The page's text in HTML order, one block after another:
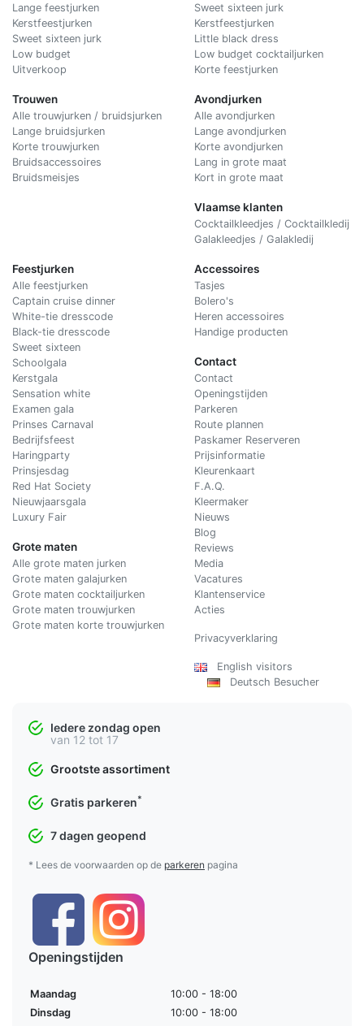
Lange feestjurken
Kerstfeestjurken
Sweet sixteen jurk
Low budget
Uitverkoop
Trouwen
Alle trouwjurken / bruidsjurken
Lange bruidsjurken
Korte trouwjurken
Bruidsaccessoires
Bruidsmeisjes
Sweet sixteen jurk
Kerstfeestjurken
Little black dress
Low budget cocktailjurken
Korte feestjurken
Avondjurken
Alle avondjurken
Lange avondjurken
Korte avondjurken
Lang in grote maat
Kort in grote maat
Vlaamse klanten
Cocktailkleedjes / Cocktailkledij
Galakleedjes / Galakledij
Feestjurken
Alle feestjurken
Captain cruise dinner
White-tie dresscode
Black-tie dresscode
Sweet sixteen
Schoolgala
Kerstgala
Sensation white
Examen gala
Prinses Carnaval
Bedrijfsfeest
Haringparty
Prinsjesdag
Red Hat Society
Nieuwjaarsgala
Luxury Fair
Grote maten
Alle grote maten jurken
Grote maten galajurken
Grote maten cocktailjurken
Grote maten trouwjurken
Grote maten korte trouwjurken
Accessoires
Tasjes
Bolero's
Heren accessoires
Handige producten
Contact
Contact
Openingstijden
Parkeren
Route plannen
Paskamer Reserveren
Prijsinformatie
Kleurenkaart
F.A.Q.
Kleermaker
Nieuws
Blog
Reviews
Media
Vacatures
Klantenservice
Acties
Privacyverklaring
English visitors
Deutsch Besucher
Iedere zondag open
van 12 tot 17
Grootste assortiment
Gratis parkeren*
7 dagen geopend
* Lees de voorwaarden op de parkeren pagina
Openingstijden
Maandag
10:00 - 18:00
Dinsdag
10:00 - 18:00